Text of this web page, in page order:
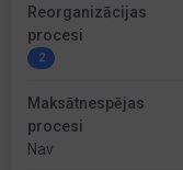
Reorganizācijas
procesi
2
Maksātnespējas
procesi
Nav